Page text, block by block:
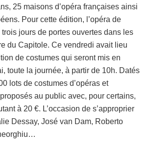
25 maisons d’opéra françaises ainsi
Pour cette édition, l’opéra de
jours de portes ouvertes dans les
du Capitole. Ce vendredi avait lieu
de costumes qui seront mis en
toute la journée, à partir de 10h. Datés
lots de costumes d’opéras et
au public avec, pour certains,
à 20 €. L’occasion de s’approprier
Dessay, José van Dam, Roberto